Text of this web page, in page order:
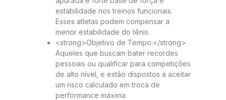
estabilidade nos treinos funcionais.
Esses atletas podem compensar a
menor estabilidade do tênis.
<strong>Objetivo de Tempo:</strong>
Aqueles que buscam bater recordes
pessoais ou qualificar para competições
de alto nível, e estão dispostos a aceitar
um risco calculado em troca de
performance máxima.